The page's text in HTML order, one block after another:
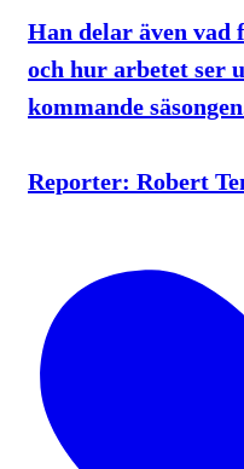
Han delar även vad
och hur arbetet ser
kommande
Reporter: Robert